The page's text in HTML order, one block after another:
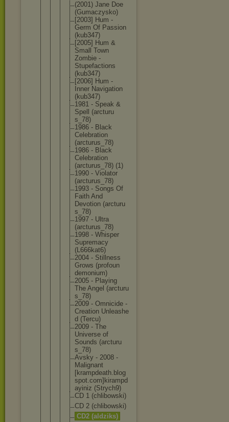
(2001) Jane Doe
(Gumaczysko)
[2003] Hum -
Germ Of Passion
(kub347)
[2005] Hum &
Small Town
Zombie -
Stupefactions
(kub347)
[2006] Hum ‎-
Inner Navigation
(kub347)
1981 - Speak &
Spell (arcturu
s_78)
1986 - Black
Celebration
(arcturus_78)
1986 - Black
Celebration
(arcturus_78) (1)
1990 - Violator
(arcturus_78)
1993 - Songs Of
Faith And
Devotion (arcturu
s_78)
1997 - Ultra
(arcturus_78)
1998 - Whisper
Supremacy
(L666kat6)
2004 - Stillness
Grows (profoun
demonium)
2005 - Playing
The Angel (arcturu
s_78)
2009 - Omnicide -
Creation Unleashe
d (Tercu)
2009 - The
Universe of
Sounds (arcturu
s_78)
Avsky - 2008 -
Malignant
[krampdeath.blog
spot.com]kirampd
ayiniz (Strych9)
CD 1 (chlibowski)
CD 2 (chlibowski)
CD2 (aldziks)